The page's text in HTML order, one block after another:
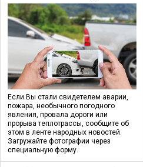
Если Вы стали свидетелем аварии,
пожара, необычного погодного
явления, провала дороги или
прорыва теплотрассы, сообщите об
этом в ленте народных новостей.
Загружайте фотографии через
специальную форму.